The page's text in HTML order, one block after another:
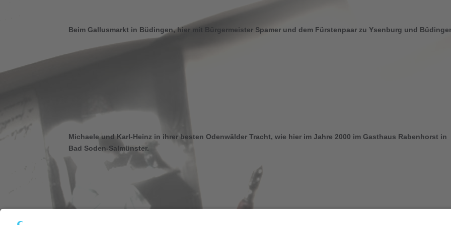
Beim Gallusmarkt in Büdingen, hier mit Bürgermeister Spamer und dem Fürstenpaar zu Ysenburg und
Michaele und Karl-Heinz in ihrer besten Odenwälder Tracht, wie hier im Jahre 2000 im Gasthaus Rabenhorst in
Bad Soden-Salmünster.